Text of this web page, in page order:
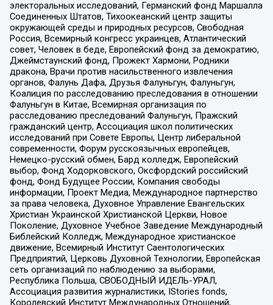
электоральных исследований, Германский фонд Маршалла
Соединенных Штатов, Тихоокеанский центр защиты
окружающей среды и природных ресурсов, Свободная
Россия, Всемирный конгресс украинцев, Атлантический
совет, Человек в беде, Европейский фонд за демократию,
Джеймстаунский фонд, Прожект Хармони, Родники
дракона, Врачи против насильственного извлечения
органов, Фалунь Дафа, Друзья Фалуньгун, Фалуньгун,
Коалиция по расследованию преследования в отношении
Фалуньгун в Китае, Всемирная организация по
расследованию преследований Фалуньгун, Пражский
гражданский центр, Ассоциация школ политических
исследований при Совете Европы, Центр либеральной
современности, Форум русскоязычных европейцев,
Немецко-русский обмен, Бард колледж, Европейский
выбор, Фонд Ходорковского, Оксфордский российский
фонд, Фонд Будущее России, Компания свободы
информации, Проект Медиа, Международное партнерство
за права человека, Духовное Управление Евангельских
Христиан Украинской Христианской Церкви, Новое
Поколение, Духовное Учебное Заведение Международный
Библейский Колледж, Международное христианское
движение, Всемирный Институт Саентологических
Предприятий, Церковь Духовной Технологии, Европейская
сеть организаций по наблюдению за выборами,
Республика Польша, СВОБОДНЫЙ ИДЕЛЬ-УРАЛ,
Ассоциация развития журналистики, IStories fonds,
Королевский Институт Международных Отношений,